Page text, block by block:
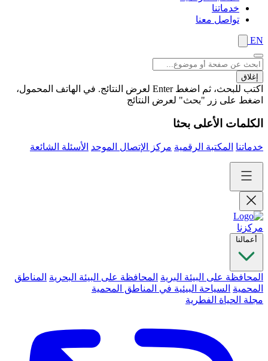
خدماتنا
تواصل معنا
EN
إغلاق
اكتب للبحث، ثم اضغط Enter لعرض النتائج. في الهاتف المحمول،
اضغط على زر "بحث" لعرض النتائج
الكلمات الأعلى بحثا
خدماتنا المكتبة الرقمية مركز الإتصال الموحد الأسئلة الشائعة
مركزنا
أعمالنا
المحافظة على البيئة البرية المحافظة على البيئة البحرية المناطق
المحمية السياحة البيئية في المناطق المحمية
مجلة الحياة الفطرية